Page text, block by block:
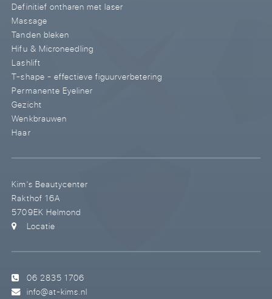
Definitief ontharen met laser
Massage
Tanden bleken
Hifu & Microneedling
Lashlift
T-shape - effectieve figuurverbetering
Permanente Eyeliner
Gezicht
Wenkbrauwen
Haar
Kim's Beautycenter
Rakthof 16A
5709EK Helmond
Locatie
06 2835 1706
info@at-kims.nl